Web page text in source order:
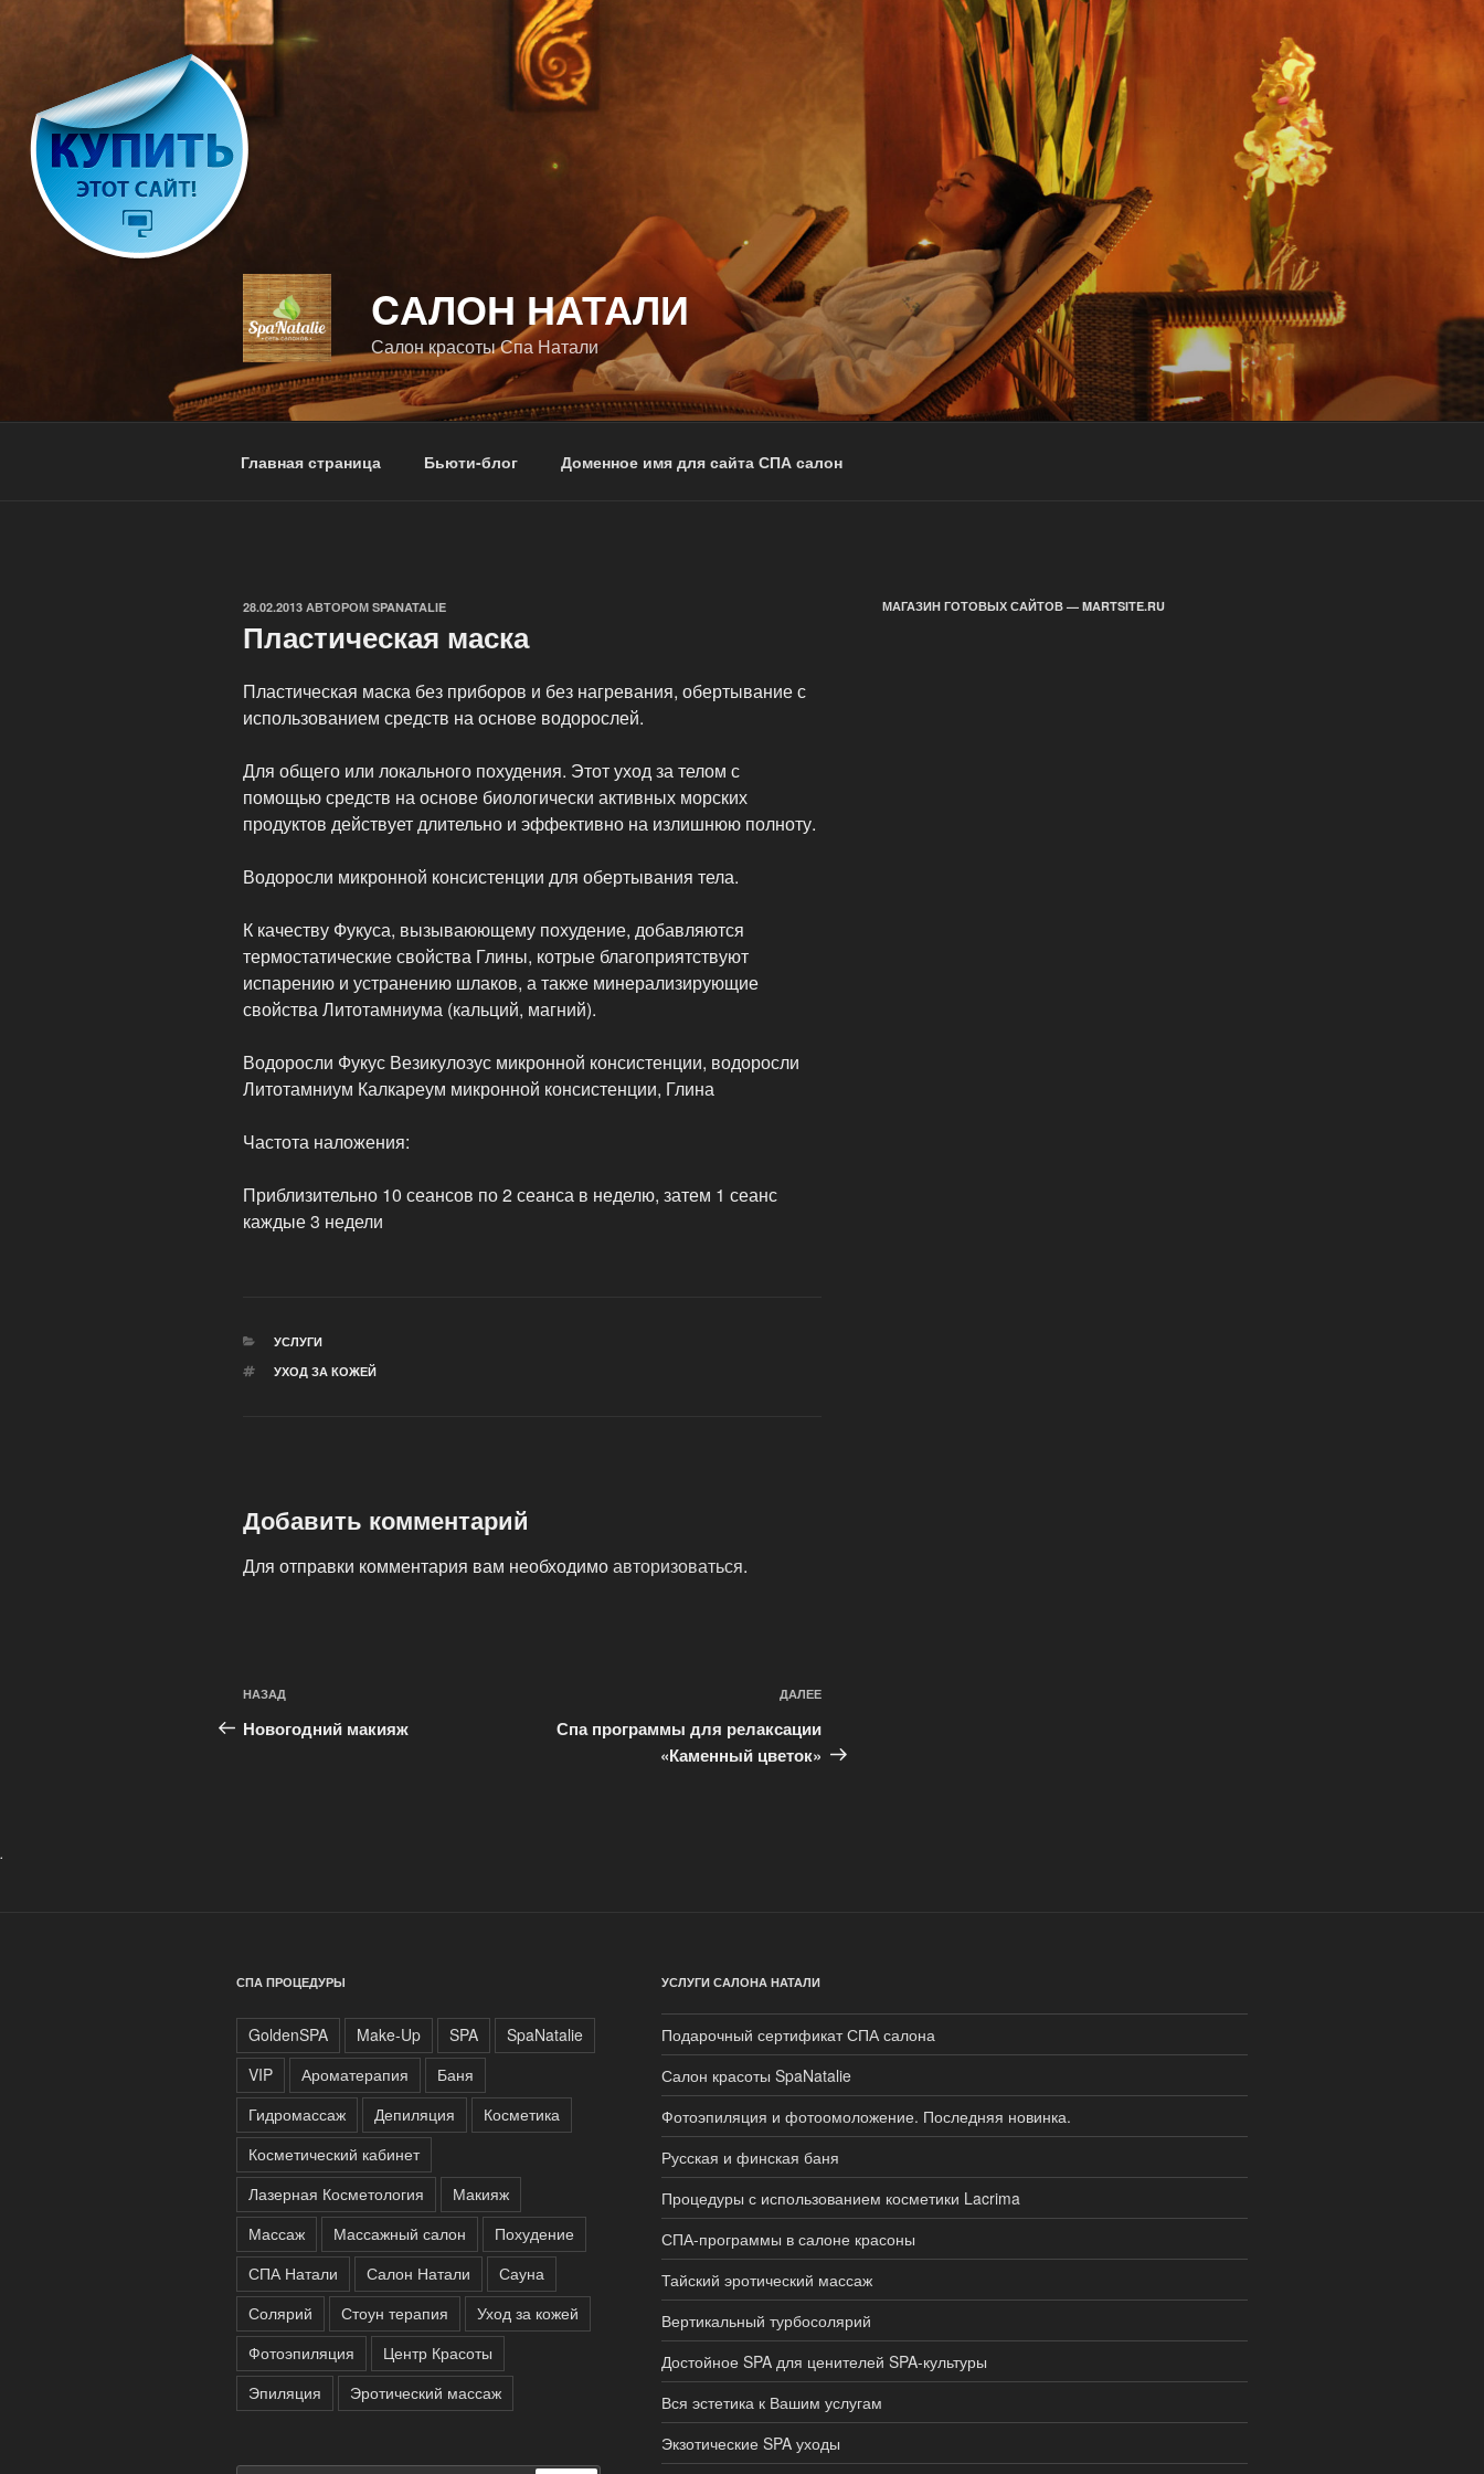
Перейти
содержимому
CАЛОН НАТАЛИ
Салон красоты Спа Натали
Главная страница Бьюти-блог Доменное имя для сайта СПА салон
ОПУБЛИКОВАНО
28.02.2013 АВТОРОМ SPANATALIE
Пластическая маска
Пластическая маска без приборов и без нагревания, обертывание с
использованием средств на основе водорослей.
Для общего или локального похудения. Этот уход за телом с
помощью средств на основе биологически активных морских
продуктов действует длительно и эффективно на излишнюю полноту.
Водоросли микронной консистенции для обертывания тела.
К качеству Фукуса, вызываюющему похудение, добавляются
термостатические свойства Глины, котрые благоприятствуют
испарению и устранению шлаков, а также минерализирующие
свойства Литотамниума (кальций, магний).
Водоросли Фукус Везикулозус микронной консистенции, водоросли
Литотамниум Калкареум микронной консистенции, Глина
Частота наложения:
Приблизительно 10 сеансов по 2 сеанса в неделю, затем 1 сеанс
каждые 3 недели
РУБРИКИ
УСЛУГИ
МЕТКИ
УХОД ЗА КОЖЕЙ
Добавить комментарий
Для отправки комментария вам необходимоавторизоваться.
Навигация
по
Предыдущая
запись:
НАЗАД
Новогодний макияж
ДАЛЕЕ
Спа программы для релаксации
«Каменный цветок»
МАГАЗИН ГОТОВЫХ САЙТОВ — MARTSITE.RU
.
СПА ПРОЦЕДУРЫ
GoldenSPA Make-Up SPA
SpaNatalie
VIP
Ароматерапия
Баня
Гидромассаж
Депиляция
Косметика
Косметический кабинет
Лазерная Косметология
Макияж
Массаж
Массажный салон
Похудение
СПА Натали
Салон Натали
Сауна
Солярий
Стоун терапия
Уход за кожей
Фотоэпиляция
Центр Красоты
Эпиляция
Эротический массаж
УСЛУГИ САЛОНА НАТАЛИ
Подарочный сертификат СПА салона
Салон красоты SpaNatalie
Фотоэпиляция и фотоомоложение. Последняя новинка.
Русская и финская баня
Процедуры с использованием косметики Lacrima
СПА-программы в салоне красоны
Тайский эротический массаж
Вертикальный турбосолярий
Достойное SPA для ценителей SPA-культуры
Вся эстетика к Вашим услугам
Экзотические SPA уходы